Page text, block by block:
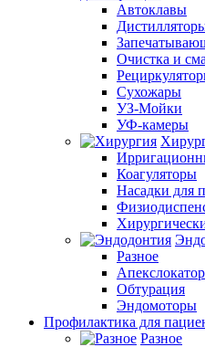
Автоклавы
Очистка и
Сухожары
УЗ-Мойки
УФ-камеры
Коагуляторы
Насадки для
Разное
Обтурация
Эндомоторы
Профилактика для
Разное